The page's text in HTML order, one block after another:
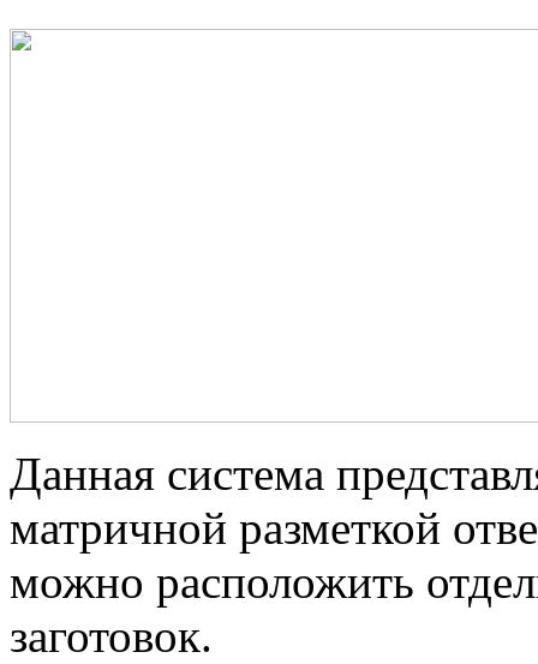
Данная система
матричной разметкой
можно расположить
заготовок.